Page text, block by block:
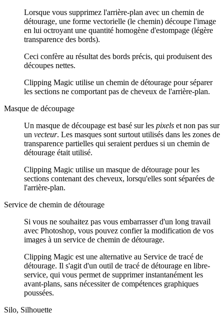
Lorsque vous supprimez l'arrière-plan avec un chemin de
détourage, une forme vectorielle (le chemin) découpe l'image
en lui octroyant une quantité homogène d'estompage (légère
transparence des bords).
Ceci confère au résultat des bords précis, qui produisent des
découpes nettes.
Clipping Magic utilise un chemin de détourage pour séparer
les sections ne comportant pas de cheveux de l'arrière-plan.
Masque de découpage
Un masque de découpage est basé sur les pixels et non pas sur
un vecteur. Les masques sont surtout utilisés dans les zones de
transparence partielles qui seraient perdues si un chemin de
détourage était utilisé.
Clipping Magic utilise un masque de détourage pour les
sections contenant des cheveux, lorsqu'elles sont séparées de
l'arrière-plan.
Service de chemin de détourage
Si vous ne souhaitez pas vous embarrasser d'un long travail
avec Photoshop, vous pouvez confier la modification de vos
images à un service de chemin de détourage.
Clipping Magic est une alternative au Service de tracé de
détourage. Il s'agit d'un outil de tracé de détourage en libre-
service, qui vous permet de supprimer instantanément les
avant-plans, sans nécessiter de compétences graphiques
poussées.
Silo, Silhouette